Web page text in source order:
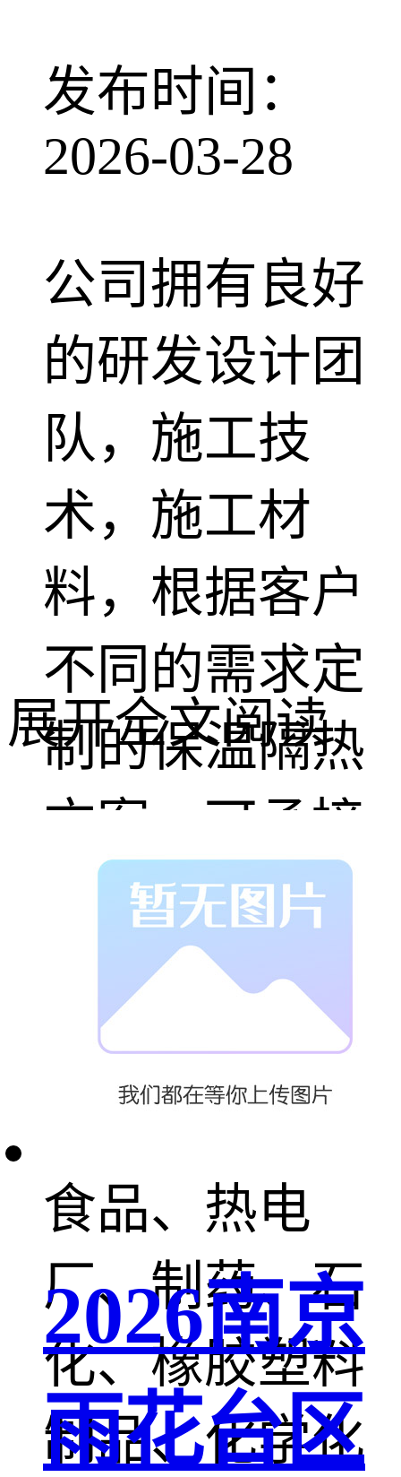
发布时间：
2026-03-28
公司拥有良好
的研发设计团
队，施工技
术，施工材
料，根据客户
不同的需求定
制的保温隔热
方案，可承接
铁皮保温工
程、稀土保温
工程。公司产
食品、热电
厂、制药、石
化、橡胶塑料
制品、化学化
展开全文阅读
2026南京
雨花台区